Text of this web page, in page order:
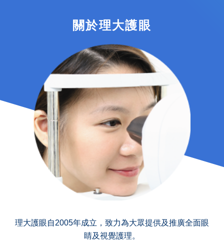
關於理大護眼
理大護眼自2005年成立，致力為大眾提供及推廣全面眼
睛及視覺護理。